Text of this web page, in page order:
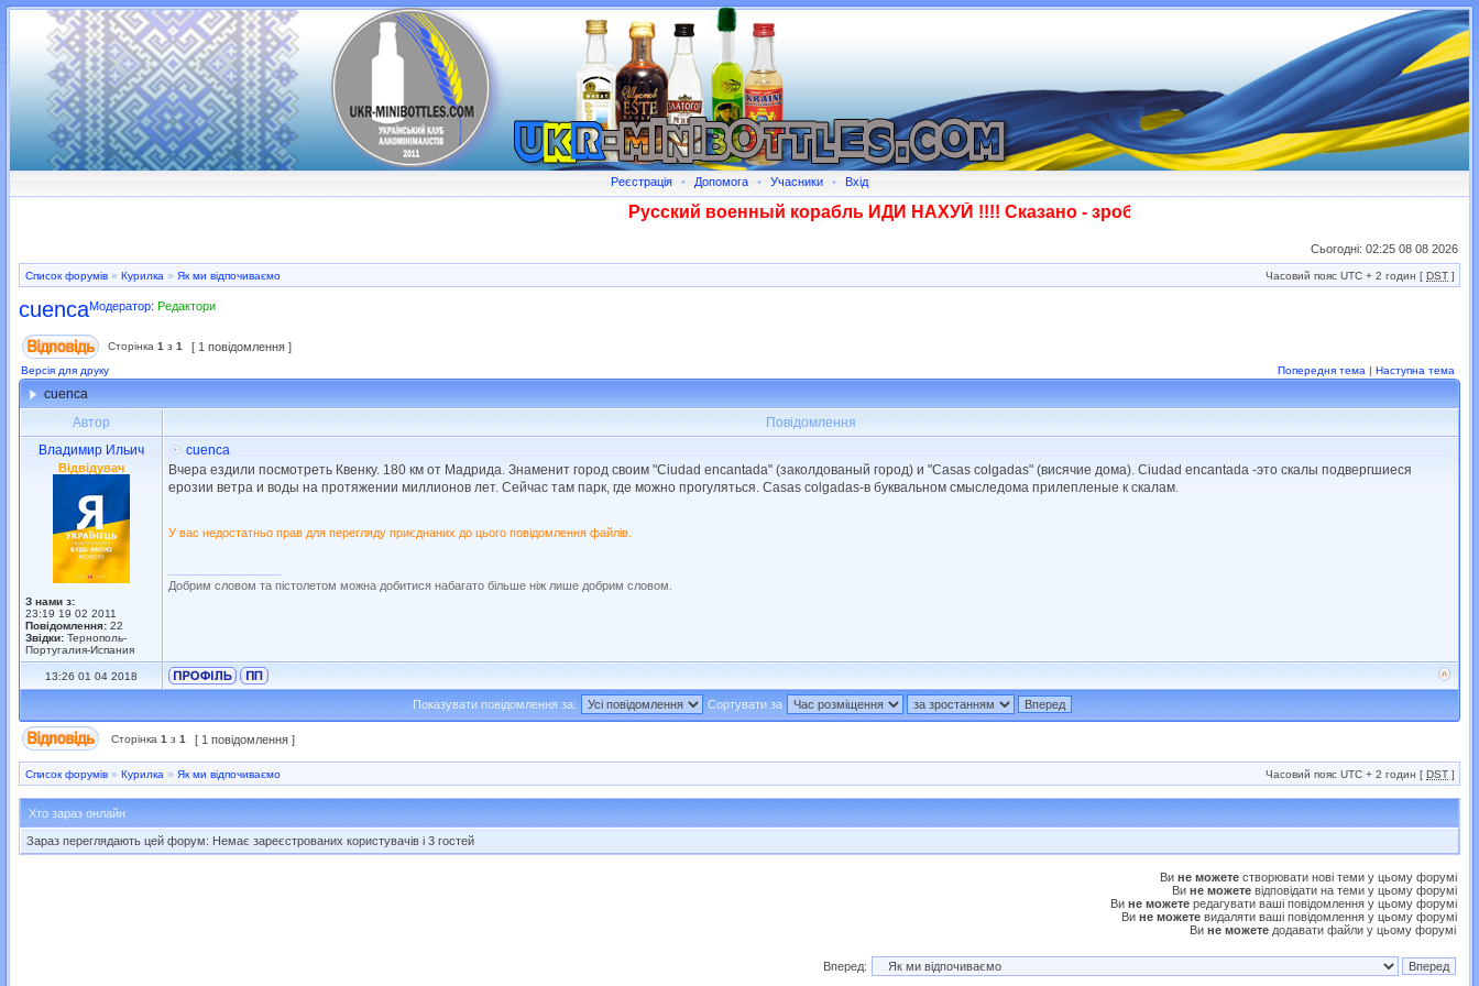
Реєстрація • Допомога • Учасники • Вхід
Русский военный корабль ИДИ НАХУЙ !!!! Сказано - зроблено! Слава ЗСУ!!!
Сьогодні: 02:25 08 08 2026
Список форумів » Курилка » Як ми відпочиваємо Часовий пояс UTC + 2 годин [ DST ]
cuencaМодератор: Редактори
Сторінка 1 з 1 [ 1 повідомлення ]
Версія для друку Попередня тема | Наступна тема
cuenca
Автор
Повідомлення
Владимир Ильич
Відвідувач
З нами з:
23:19 19 02 2011
Повідомлення: 22
Звідки: Тернополь-
Португалия-Испания
cuenca
Вчера ездили посмотреть Квенку. 180 км от Мадрида. Знаменит город своим "Ciudad encantada" (заколдованый город) и "Casas colgadas" (висячие дома). Ciudad encantada -это скалы подвергшиеся
ерозии ветра и воды на протяжении миллионов лет. Сейчас там парк, где можно прогуляться. Casas colgadas-в буквальном смыследома прилепленые к скалам.
У вас недостатньо прав для перегляду приєднаних до цього повідомлення файлів.
Добрим словом та пістолетом можна добитися набагато більше ніж лише добрим словом.
13:26 01 04 2018
Показувати повідомлення за: Сортувати за
Сторінка 1 з 1 [ 1 повідомлення ]
Список форумів » Курилка » Як ми відпочиваємо Часовий пояс UTC + 2 годин [ DST ]
Хто зараз онлайн
Зараз переглядають цей форум: Немає зареєстрованих користувачів і 3 гостей
Ви не можете створювати нові теми у цьому форумі
Ви не можете відповідати на теми у цьому форумі
Ви не можете редагувати ваші повідомлення у цьому форумі
Ви не можете видаляти ваші повідомлення у цьому форумі
Ви не можете додавати файли у цьому форумі
Вперед: